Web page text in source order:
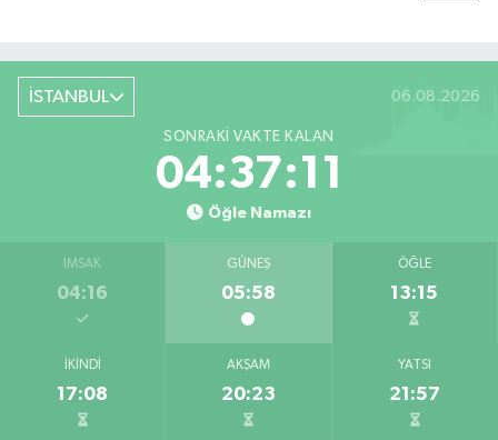
İSTANBUL 06.08.2026
SONRAKI VAKTE KALAN
04:37:10
Öğle Namazı
İMSAK
04:16
GÜNEŞ
05:58
ÖĞLE
13:15
İKINDI
17:08
AKŞAM
20:23
YATSI
21:57